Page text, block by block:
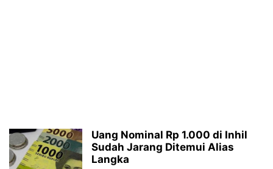
Uang Nominal Rp 1.000 di Inhil
Sudah Jarang Ditemui Alias
Langka